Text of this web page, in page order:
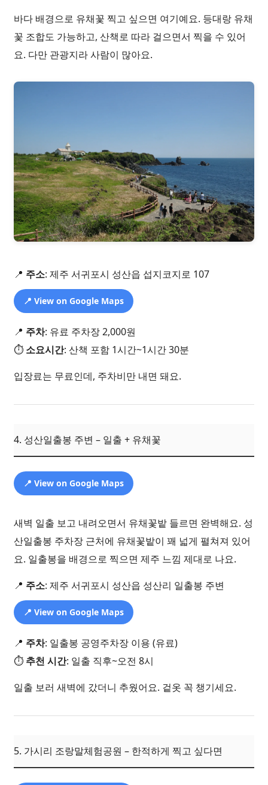
바다 배경으로 유채꽃 찍고 싶으면 여기예요. 등대랑 유채
꽃 조합도 가능하고, 산책로 따라 걸으면서 찍을 수 있어
요. 다만 관광지라 사람이 많아요.
📍 주소: 제주 서귀포시 성산읍 섭지코지로 107
📍 View on Google Maps
📍 주차: 유료 주차장 2,000원
⏱️ 소요시간: 산책 포함 1시간~1시간 30분
입장료는 무료인데, 주차비만 내면 돼요.
4. 성산일출봉 주변 – 일출 + 유채꽃
📍 View on Google Maps
새벽 일출 보고 내려오면서 유채꽃밭 들르면 완벽해요. 성
산일출봉 주차장 근처에 유채꽃밭이 꽤 넓게 펼쳐져 있어
요. 일출봉을 배경으로 찍으면 제주 느낌 제대로 나요.
📍 주소: 제주 서귀포시 성산읍 성산리 일출봉 주변
📍 View on Google Maps
📍 주차: 일출봉 공영주차장 이용 (유료)
⏱️ 추천 시간: 일출 직후~오전 8시
일출 보러 새벽에 갔더니 추웠어요. 겉옷 꼭 챙기세요.
5. 가시리 조랑말체험공원 – 한적하게 찍고 싶다면